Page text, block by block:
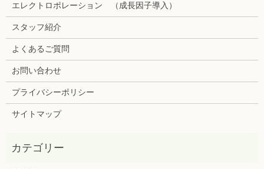
エレクトロポレーション （成長因子導入）
スタッフ紹介
よくあるご質問
お問い合わせ
プライバシーポリシー
サイトマップ